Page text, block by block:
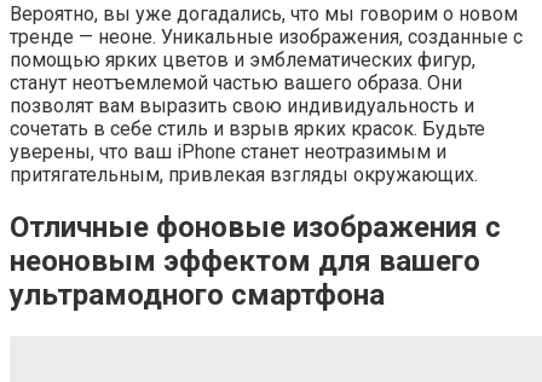
Вероятно, вы уже догадались, что мы говорим о новом
тренде — неоне. Уникальные изображения, созданные с
помощью ярких цветов и эмблематических фигур,
станут неотъемлемой частью вашего образа. Они
позволят вам выразить свою индивидуальность и
сочетать в себе стиль и взрыв ярких красок. Будьте
уверены, что ваш iPhone станет неотразимым и
притягательным, привлекая взгляды окружающих.
Отличные фоновые изображения с
неоновым эффектом для вашего
ультрамодного смартфона